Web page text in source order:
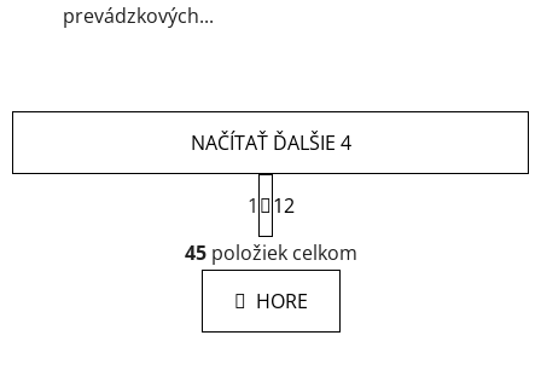
prevádzkových...
O
v
l
á
d
NAČÍTAŤ ĎALŠIE 4
S
t
r
á
n
k
1
12
45položiek celkom
HORE